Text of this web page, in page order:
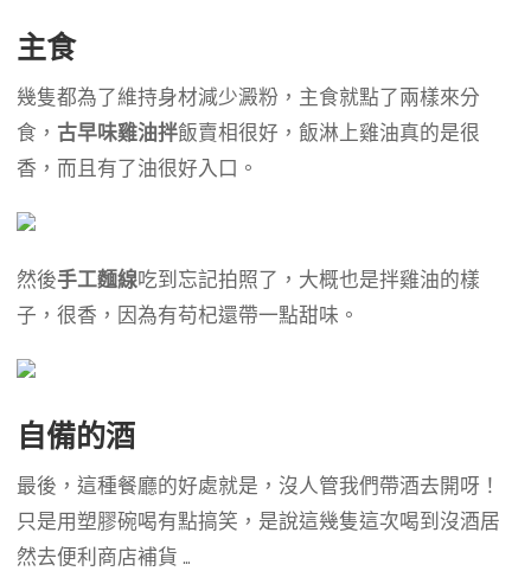
主食
幾隻都為了維持身材減少澱粉，主食就點了兩樣來分
食， 古早味雞油拌飯賣相很好，飯淋上雞油真的是很
香，而且有了油很好入口。
然後手工麵線吃到忘記拍照了，大概也是拌雞油的樣
子，很香，因為有苟杞還帶一點甜味。
自備的酒
最後，這種餐廳的好處就是，沒人管我們帶酒去開呀！
只是用塑膠碗喝有點搞笑，是說這幾隻這次喝到沒酒居
然去便利商店補貨 …